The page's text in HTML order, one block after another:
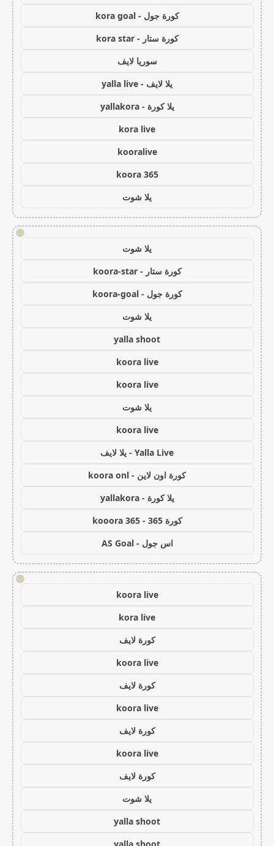
كورة جول - kora goal
كورة ستار - kora star
سوريا لايف
يلا لايف - yalla live
يلا كورة - yallakora
kora live
kooralive
koora 365
يلا شوت
!
يلا شوت
كورة ستار - koora-star
كورة جول - koora-goal
يلا شوت
yalla shoot
koora live
koora live
يلا شوت
koora live
Yalla Live - يلا لايف
كورة اون لاين - koora onl
يلا كورة - yallakora
كورة 365 - kooora 365
اس جول - AS Goal
!
koora live
kora live
كورة لايف
koora live
كورة لايف
koora live
كورة لايف
koora live
كورة لايف
يلا شوت
yalla shoot